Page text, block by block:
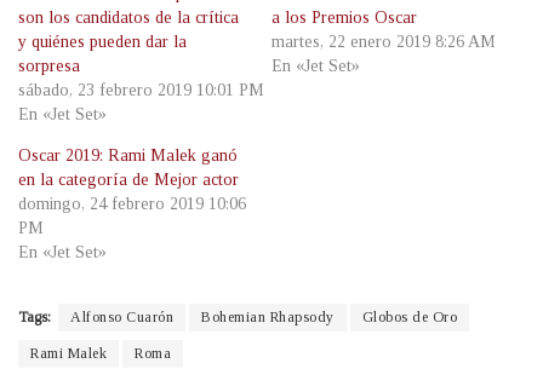
son los candidatos de la crítica
y quiénes pueden dar la
sorpresa
sábado, 23 febrero 2019 10:01 PM
En «Jet Set»
a los Premios Oscar
martes, 22 enero 2019 8:26 AM
En «Jet Set»
Oscar 2019: Rami Malek ganó
en la categoría de Mejor actor
domingo, 24 febrero 2019 10:06
PM
En «Jet Set»
Tags: Alfonso Cuarón Bohemian Rhapsody Globos de Oro
Rami Malek Roma